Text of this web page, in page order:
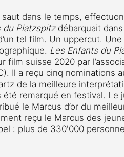
saut dans le temps,
du Platzspitz débarquait
tel film. Un uppercut.
Les Enfants du
film suisse 2020 par
Il a reçu cinq nominations
de la meilleure
été remarqué en festival. Le
le Marcus d’or du
reçu le Marcus des
: plus de 330'000